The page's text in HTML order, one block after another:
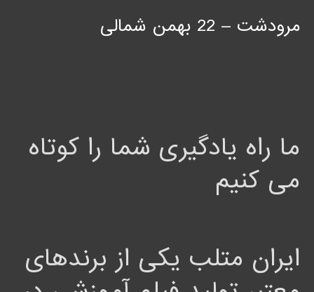
مرودشت – 22 بهمن شمالی
ما راه یادگیری شما را کوتاه
می کنیم
ایران متلب یکی از برندهای